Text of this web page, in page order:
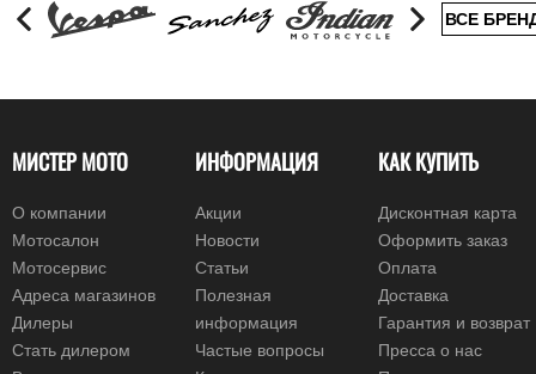
ВСЕ
МИСТЕР МОТО
О компании
Мотосалон
Мотосервис
Адреса магазинов
Дилеры
Стать дилером
ИНФОРМАЦИЯ
Акции
Новости
Статьи
Полезная
информация
Частые вопросы
КАК КУПИТЬ
Дисконтная карта
Оформить заказ
Оплата
Доставка
Гарантия и возврат
Пресса о нас